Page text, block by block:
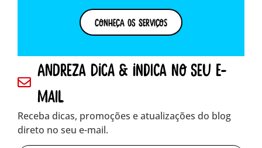
Conheça os Serviços
andreza dica & indica no seu e-
mail
Receba dicas, promoções e atualizações do blog
direto no seu e-mail.